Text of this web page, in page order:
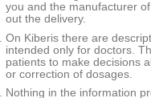
НМИЦ им.
Мешалкина на
Новосибирск, ул.
15
you and the manufacturer
out the delivery.
On Kiberis there are
intended only for doctors.
patients to make decisions
or correction of dosages.
Nothing in the information